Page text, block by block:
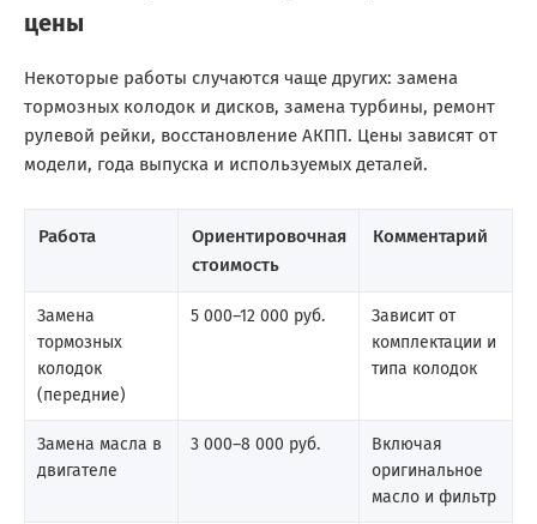
цены
Некоторые работы случаются чаще других: замена
тормозных колодок и дисков, замена турбины, ремонт
рулевой рейки, восстановление АКПП. Цены зависят от
модели, года выпуска и используемых деталей.
Работа
Ориентировочная
стоимость
Комментарий
Замена
тормозных
колодок
(передние)
5 000–12 000 руб.
Зависит от
комплектации и
типа колодок
Замена масла в
двигателе
3 000–8 000 руб.
Включая
оригинальное
масло и фильтр